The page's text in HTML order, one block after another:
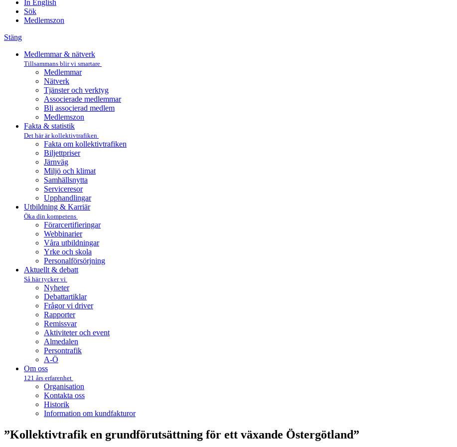
In English
Sök
Medlemszon
Stäng
Medlemmar & nätverk
Tillsammans blir vi smartare
Medlemmar
Nätverk
Tjänster och verktyg
Associerade medlemmar
Bli associerad medlem
Medlemszon
Fakta & statistik
Det här är kollektivtrafiken
Fakta om kollektivtrafiken
Biljettpriser
Järnväg
Miljö och klimat
Samhällsnytta
Serviceresor
Upphandlingar
Utbildning & Karriär
Öka din kompetens
Förarcertifieringar
Webbinarier
Våra utbildningar
Yrke och skola
Personalförsörjning
Aktuellt & debatt
Så här tycker vi
Nyheter
Debattartiklar
Frågor vi driver
Rapporter
Remissvar
Aktiviteter och event
Almedalen
Persontrafik
A-Ö
Om oss
121 års erfarenhet
Organisation
Kontakta oss
Historik
Information om kundfakturor
”Kollektivtrafik en grundförutsättning för ett växande Östergötland”